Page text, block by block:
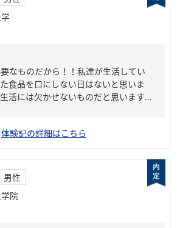
なものだから！！私達が生活してい
食品を口にしない日はないと思いま
活には欠かせないものだと思います...
体験記の詳細はこちら
男性
院